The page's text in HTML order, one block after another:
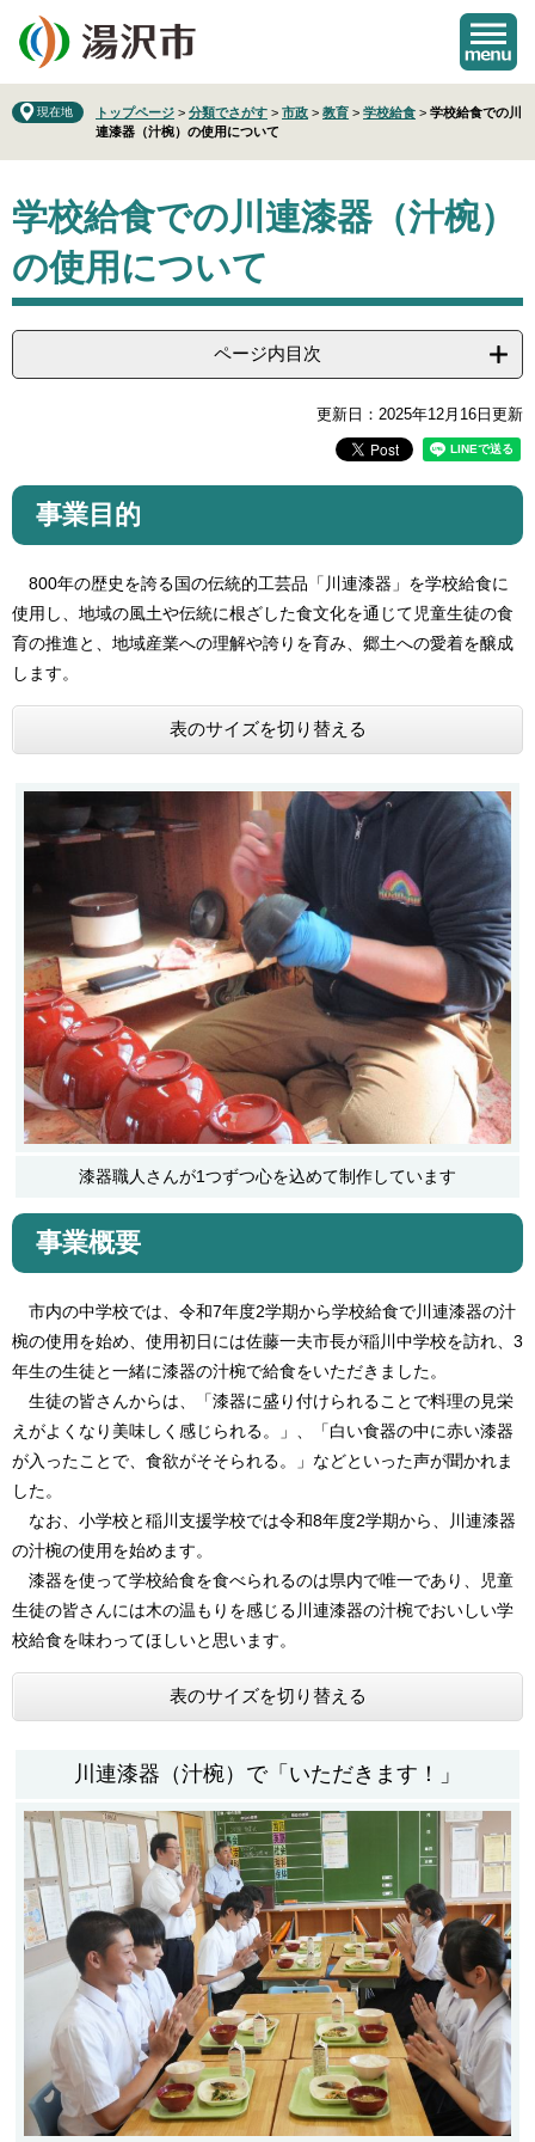
の
先
で
。
ー
を
ば
て
文
現在地 トップページ > 分類でさがす > 市政 > 教育 > 学校給食 > 学校給食での川
連漆器（汁椀）の使用について
文
学校給食での川連漆器（汁椀）
の使用について
ページ内目次
更新日：2025年12月16日更新
事業目的
800年の歴史を誇る国の伝統的工芸品「川連漆器」を学校給食に
使用し、地域の風土や伝統に根ざした食文化を通じて児童生徒の食
育の推進と、地域産業への理解や誇りを育み、郷土への愛着を醸成
します。
表のサイズを切り替える
漆器職人さんが1つずつ心を込めて制作しています
事業概要
市内の中学校では、令和7年度2学期から学校給食で川連漆器の汁
椀の使用を始め、使用初日には佐藤一夫市長が稲川中学校を訪れ、3
年生の生徒と一緒に漆器の汁椀で給食をいただきました。
生徒の皆さんからは、「漆器に盛り付けられることで料理の見栄
えがよくなり美味しく感じられる。」、「白い食器の中に赤い漆器
が入ったことで、食欲がそそられる。」などといった声が聞かれま
した。
なお、小学校と稲川支援学校では令和8年度2学期から、川連漆器
の汁椀の使用を始めます。
漆器を使って学校給食を食べられるのは県内で唯一であり、児童
生徒の皆さんには木の温もりを感じる川連漆器の汁椀でおいしい学
校給食を味わってほしいと思います。
表のサイズを切り替える
川連漆器（汁椀）で「いただきます！」